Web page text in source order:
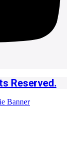
Reserved.
Banner